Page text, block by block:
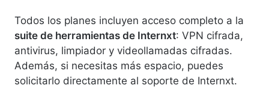
Todos los planes incluyen acceso completo a la
suite de herramientas de Internxt: VPN cifrada,
antivirus, limpiador y videollamadas cifradas.
Además, si necesitas más espacio, puedes
solicitarlo directamente al soporte de Internxt.